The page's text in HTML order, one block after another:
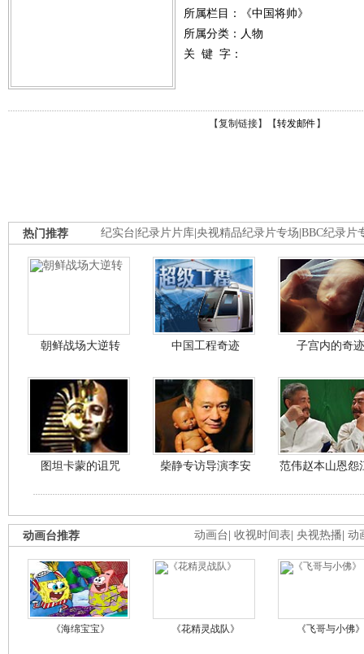
所属栏目：
《中国将帅》
所属分类：人物
关 键 字：
【复制链接】【转发邮件 】
纪实台 纪录片片库 央视精品纪录片专场 BBC纪录片
热门推荐
朝鲜战场大逆转 中国工程奇迹 子宫内的奇迹
图坦卡蒙的诅咒 柴静专访导演李安 范伟赵本山恩怨
动画台 收视时间表 央视热播 动
动画台推荐
《海绵宝宝》 《花精灵战队》 《飞哥与小佛》